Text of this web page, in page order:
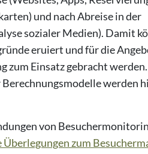
und nach Abreise in der
sozialer Medien). Damit
eruiert und für die
zum Einsatz gebracht
werden
von
zum